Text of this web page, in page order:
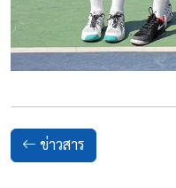
ข่าวสาร